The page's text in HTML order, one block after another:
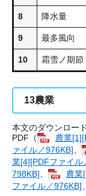
8 降水量
9 最多風向
10 霜雪ノ期節
13農業
本文のダウンロード
PDF（
農業
ァイル／976KB]
業[4][PDFファイル
798KB]
農業
ファイル／976KB]